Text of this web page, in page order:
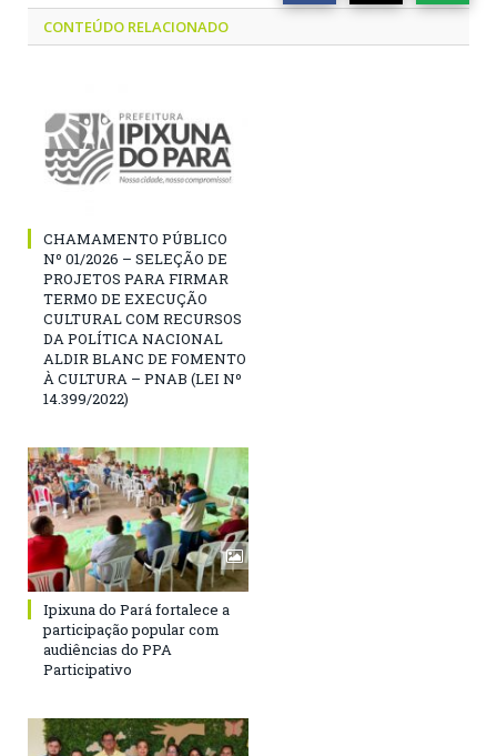
CONTEÚDO RELACIONADO
CHAMAMENTO PÚBLICO
Nº 01/2026 – SELEÇÃO DE
PROJETOS PARA FIRMAR
TERMO DE EXECUÇÃO
CULTURAL COM RECURSOS
DA POLÍTICA NACIONAL
ALDIR BLANC DE FOMENTO
À CULTURA – PNAB (LEI Nº
14.399/2022)
Ipixuna do Pará fortalece a
participação popular com
audiências do PPA
Participativo